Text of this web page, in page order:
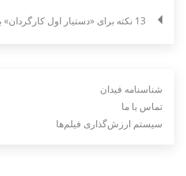
13 نکته برای «دستیار اول کارگردان» بهتری بودن
شناسنامه فیدان
تماس با ما
سیستم ارزش‌گذاری فیلم‌ها